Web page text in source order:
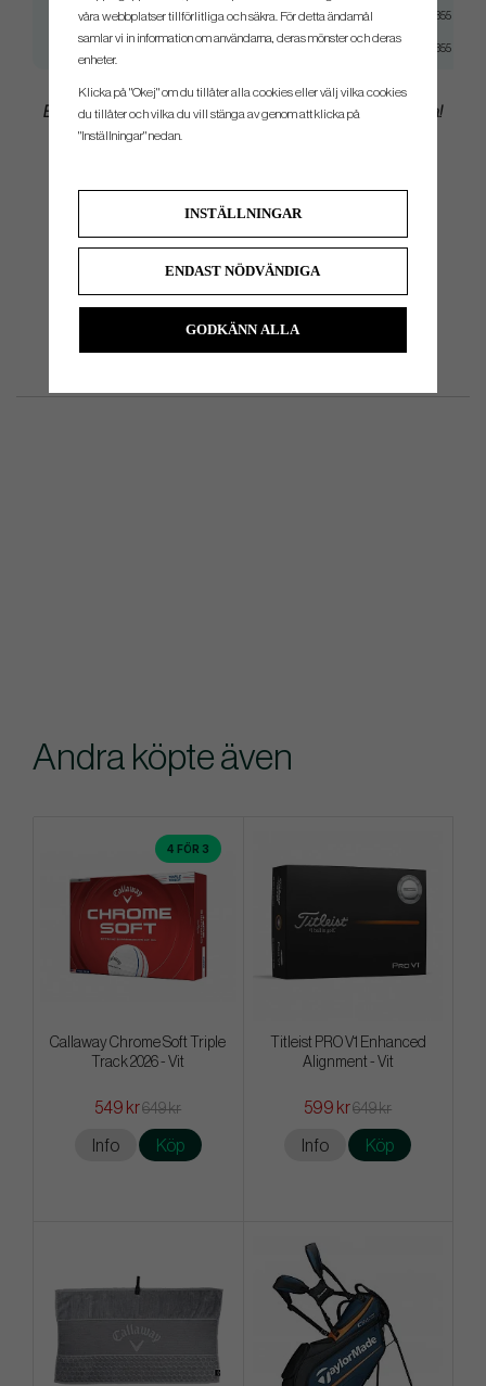
KBS Tour Lite Stiff Taper 0.355
Taper 0.355
Behöver du hjälp med att skafta om dina klubbor? Vi hjälper dig gärna!
Kontakta oss för mer information
Andra köpte även
4 FÖR 3
Callaway Chrome Soft Triple
Track 2026 - Vit
549 kr649 kr
Info Köp
Titleist PRO V1 Enhanced
Alignment - Vit
599 kr649 kr
Info Köp
våra webbplatser tillförlitliga och säkra. För detta ändamål
samlar vi in information om användarna, deras mönster och deras
enheter.
Klicka på "Okej" om du tillåter alla cookies eller välj vilka cookies
du tillåter och vilka du vill stänga av genom att klicka på
"Inställningar" nedan.
INSTÄLLNINGAR
ENDAST NÖDVÄNDIGA
GODKÄNN ALLA